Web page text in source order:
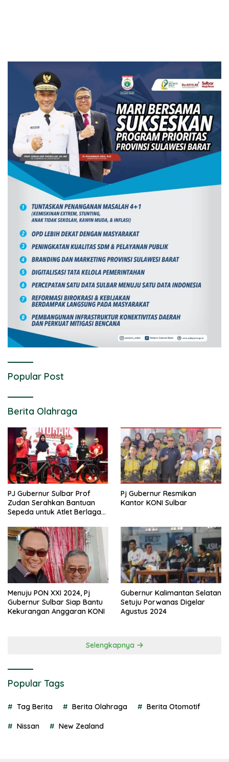
Popular Post
Berita Olahraga
PJ Gubernur Sulbar Prof
Zudan Serahkan Bantuan
Sepeda untuk Atlet Berlaga
Pj Gubernur Resmikan
Kantor KONI Sulbar
Menuju PON XXI 2024, Pj
Gubernur Sulbar Siap Bantu
Kekurangan Anggaran KONI
Gubernur Kalimantan Selatan
Setuju Porwanas Digelar
Agustus 2024
Selengkapnya
Popular Tags
Tag Berita Berita Olahraga Berita Otomotif
Nissan New Zealand